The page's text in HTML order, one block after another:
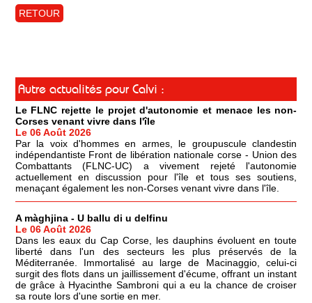
RETOUR
Autre actualités pour Calvi :
Le FLNC rejette le projet d'autonomie et menace les non-
Corses venant vivre dans l'île
Le 06 Août 2026
Par la voix d'hommes en armes, le groupuscule clandestin
indépendantiste Front de libération nationale corse - Union des
Combattants (FLNC-UC) a vivement rejeté l'autonomie
actuellement en discussion pour l'île et tous ses soutiens,
menaçant également les non-Corses venant vivre dans l'île.
A màghjina - U ballu di u delfinu
Le 06 Août 2026
Dans les eaux du Cap Corse, les dauphins évoluent en toute
liberté dans l'un des secteurs les plus préservés de la
Méditerranée. Immortalisé au large de Macinaggio, celui-ci
surgit des flots dans un jaillissement d'écume, offrant un instant
de grâce à Hyacinthe Sambroni qui a eu la chance de croiser
sa route lors d'une sortie en mer.